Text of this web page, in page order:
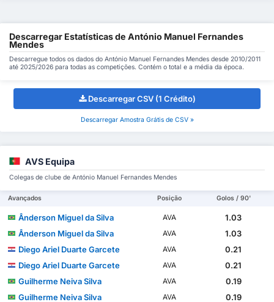
Descarregar Estatísticas de António Manuel Fernandes
Mendes
Descarregue todos os dados do António Manuel Fernandes Mendes desde 2010/2011
até 2025/2026 para todas as competições. Contém o total e a média da época.
Descarregar CSV (1 Crédito)
Descarregar Amostra Grátis de CSV »
AVS Equipa
Colegas de clube de António Manuel Fernandes Mendes
Avançados Posição Golos / 90'
Ânderson Miguel da Silva AVA
1.03
Ânderson Miguel da Silva
AVA
1.03
Diego Ariel Duarte Garcete
AVA
0.21
Diego Ariel Duarte Garcete
AVA
0.21
Guilherme Neiva Silva
AVA
0.19
Guilherme Neiva Silva
AVA 0.19